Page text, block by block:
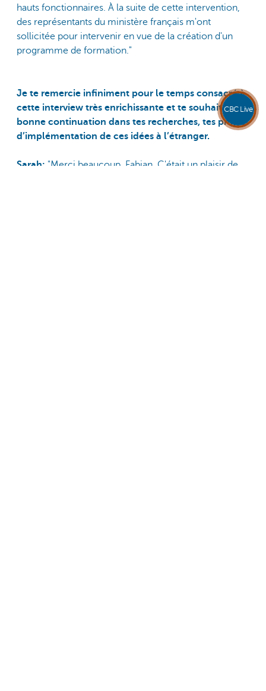
hauts fonctionnaires. À la suite de cette intervention,
des représentants du ministère français m'ont
sollicitée pour intervenir en vue de la création d'un
programme de formation."
Je te remercie infiniment pour le temps consacré à
cette interview très enrichissante et te souhaite
bonne continuation dans tes recherches, tes projets
d’implémentation de ces idées à l’étranger.
Sarah: "Merci beaucoup, Fabian. C'était un plaisir de
CBC Live